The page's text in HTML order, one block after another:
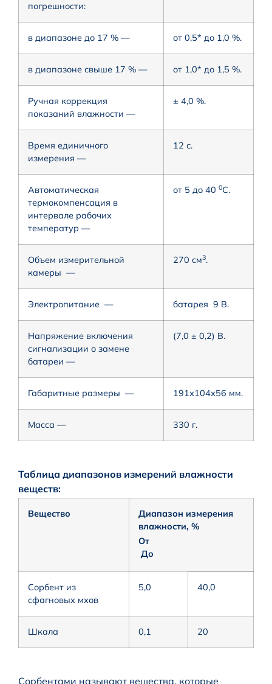
погрешности:
в диапазоне до 17 % — от 0,5* до 1,0 %.
в диапазоне свыше 17 % — от 1,0* до 1,5 %.
Ручная коррекция
показаний влажности —
± 4,0 %.
Время единичного
измерения —
12 с.
Автоматическая
термокомпенсация в
интервале рабочих
температур —
от 5 до 40 0С.
Объем измерительной
камеры —
270 см3.
Электропитание — батарея 9 В.
Напряжение включения
сигнализации о замене
батареи —
(7,0 ± 0,2) В.
Габаритные размеры — 191х104х56 мм.
Масса — 330 г.
Таблица диапазонов измерений влажности
веществ:
Вещество
Диапазон измерения
влажности, %
От
До
Сорбент из
сфагновых мхов
5,0 40,0
Шкала 0,1 20
Сорбентами называют вещества, которые